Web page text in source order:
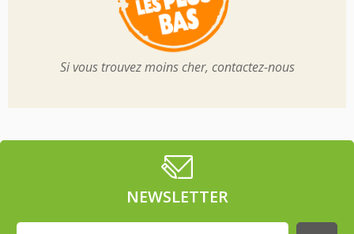
Si vous trouvez moins cher, contactez-nous
NEWSLETTER